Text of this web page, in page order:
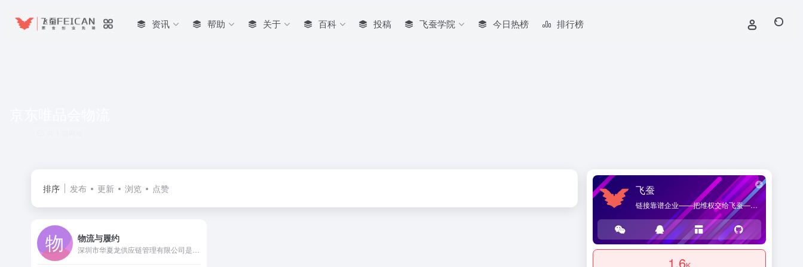
资讯 帮助 关于 百科 投稿 飞蚕学院 今日热榜 排行榜
排序 发布 更新 浏览 点赞
物流与履约
飞蚕
链接靠谱企业——把维权交给飞蚕——海桑贸易官方网站，提供优质企业导航和商品导购服务。
1.6K